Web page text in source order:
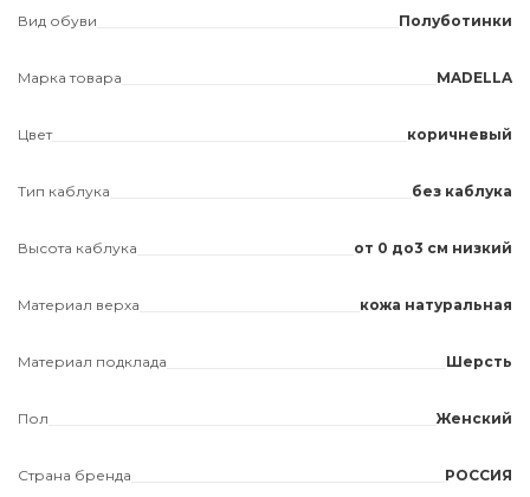
Вид обуви Полуботинки
Марка товара MADELLA
Цвет коричневый
Тип каблука без каблука
Высота каблука от 0 до3 см низкий
Материал верха кожа натуральная
Материал подклада Шерсть
Пол Женский
Страна бренда РОССИЯ